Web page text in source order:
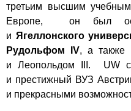
третьим высшим
Европе, он был
и Ягеллонского
Рудольфом IV, а также
и Леопольдом III. UW
и престижный ВУЗ
и прекрасными